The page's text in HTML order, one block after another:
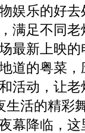
娱乐的好
满足不同
最新上映
道的粤菜
活动，让
生活的精彩
幕降临，